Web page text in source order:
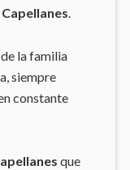
.
la familia
siempre
constante
que